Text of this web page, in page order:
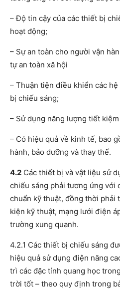
– Độ tin cậy của các thiết bị
hoạt động;
– Sự an toàn cho người vận
tự an toàn xă hội
– Thuận tiện điều khiển các
bị chiếu sáng;
– Sử dụng năng lượng tiết
– Có hiệu quả về kinh tế, bao
hành, bảo dưỡng và thay thế.
4.2 Các thiết bị và vật liệu sử
chiếu sáng phải tương ứng với
chuẩn kỹ thuật, đồng thời phải
kiện kỹ thuật, mạng lưới điện
trường xung quanh.
4.2.1 Các thiết bị chiếu sáng
hiệu quả sử dụng điện năng
trì các đặc tính quang học
trời tốt – theo quy định trong